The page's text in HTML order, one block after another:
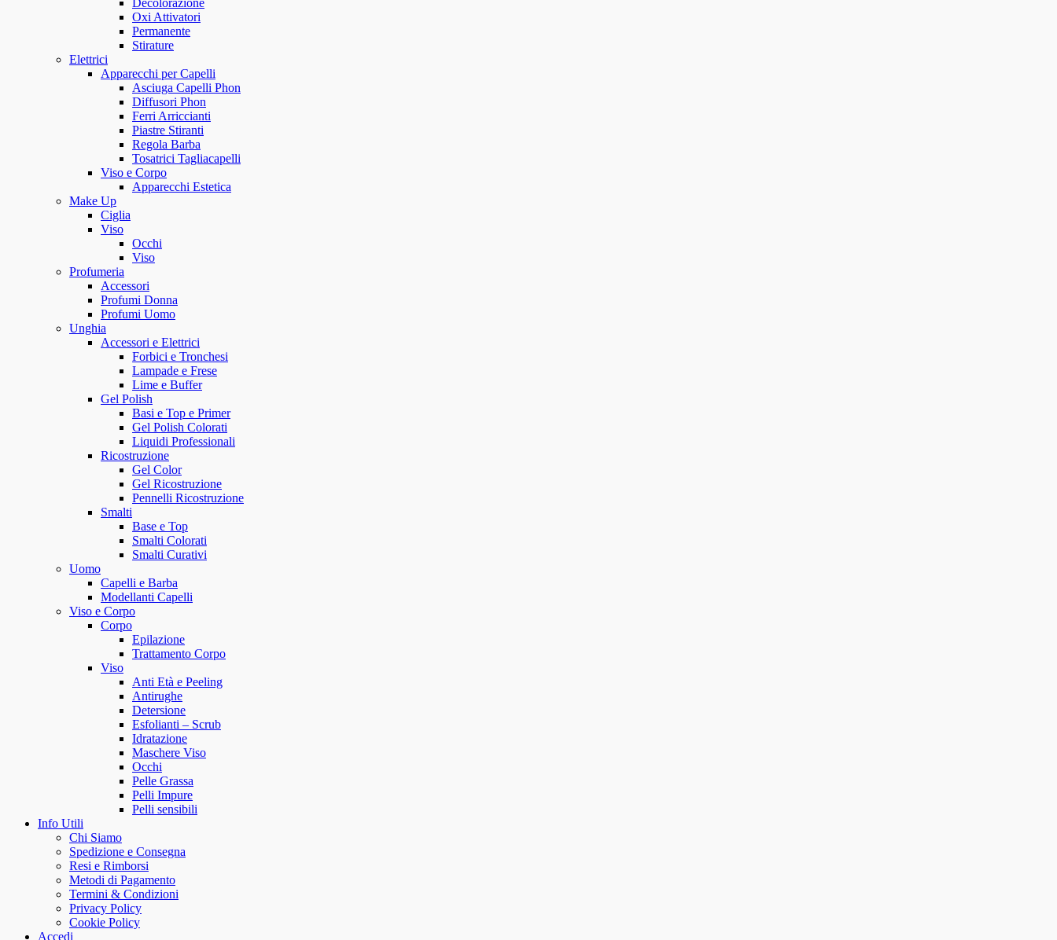
Decolorazione
Oxi Attivatori
Permanente
Stirature
Elettrici
Apparecchi per Capelli
Asciuga Capelli Phon
Diffusori Phon
Ferri Arriccianti
Piastre Stiranti
Regola Barba
Tosatrici Tagliacapelli
Viso e Corpo
Apparecchi Estetica
Make Up
Ciglia
Viso
Occhi
Viso
Profumeria
Accessori
Profumi Donna
Profumi Uomo
Unghia
Accessori e Elettrici
Forbici e Tronchesi
Lampade e Frese
Lime e Buffer
Gel Polish
Basi e Top e Primer
Gel Polish Colorati
Liquidi Professionali
Ricostruzione
Gel Color
Gel Ricostruzione
Pennelli Ricostruzione
Smalti
Base e Top
Smalti Colorati
Smalti Curativi
Uomo
Capelli e Barba
Modellanti Capelli
Viso e Corpo
Corpo
Epilazione
Trattamento Corpo
Viso
Anti Età e Peeling
Antirughe
Detersione
Esfolianti – Scrub
Idratazione
Maschere Viso
Occhi
Pelle Grassa
Pelli Impure
Pelli sensibili
Info Utili
Chi Siamo
Spedizione e Consegna
Resi e Rimborsi
Metodi di Pagamento
Termini & Condizioni
Privacy Policy
Cookie Policy
Accedi